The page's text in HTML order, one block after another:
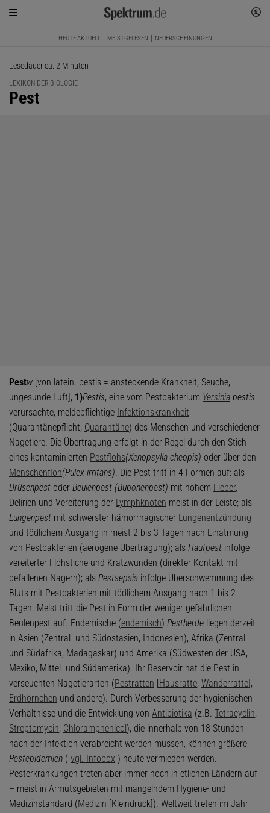
HEUTE AKTUELL MEISTGELESEN NEUERSCHEINUNGEN
Lesedauer ca. 2 Minuten
LEXIKON DER BIOLOGIE
:
Pest
Pestw [von latein. pestis = ansteckende Krankheit, Seuche,
ungesunde Luft], 1)Pestis, eine vom Pestbakterium Yersinia pestis
verursachte, meldepflichtige Infektionskrankheit
(Quarantänepflicht; Quarantäne) des Menschen und verschiedener
Nagetiere. Die Übertragung erfolgt in der Regel durch den Stich
eines kontaminierten Pestflohs(Xenopsylla cheopis) oder über den
Menschenfloh(Pulex irritans). Die Pest tritt in 4 Formen auf: als
Drüsenpest oder Beulenpest (Bubonenpest) mit hohem Fieber,
Delirien und Vereiterung der Lymphknoten meist in der Leiste; als
Lungenpest mit schwerster hämorrhagischer Lungenentzündung
und tödlichem Ausgang in meist 2 bis 3 Tagen nach Einatmung
von Pestbakterien (aerogene Übertragung); als Hautpest infolge
vereiterter Flohstiche und Kratzwunden (direkter Kontakt mit
befallenen Nagern); als Pestsepsis infolge Überschwemmung des
Bluts mit Pestbakterien mit tödlichem Ausgang nach 1 bis 2
Tagen. Meist tritt die Pest in Form der weniger gefährlichen
Beulenpest auf. Endemische (endemisch) Pestherde liegen derzeit
in Asien (Zentral- und Südostasien, Indonesien), Afrika (Zentral-
und Südafrika, Madagaskar) und Amerika (Südwesten der USA,
Mexiko, Mittel- und Südamerika). Ihr Reservoir hat die Pest in
verseuchten Nagetierarten (Pestratten [Hausratte, Wanderratte],
Erdhörnchen und andere). Durch Verbesserung der hygienischen
Verhältnisse und die Entwicklung von Antibiotika (z.B. Tetracyclin,
Streptomycin, Chloramphenicol), die innerhalb von 18 Stunden
nach der Infektion verabreicht werden müssen, können größere
Pestepidemien ( vgl. Infobox ) heute vermieden werden.
Pesterkrankungen treten aber immer noch in etlichen Ländern auf
– meist in Armutsgebieten mit mangelndem Hygiene- und
Medizinstandard (Medizin [Kleindruck]). Weltweit treten im Jahr